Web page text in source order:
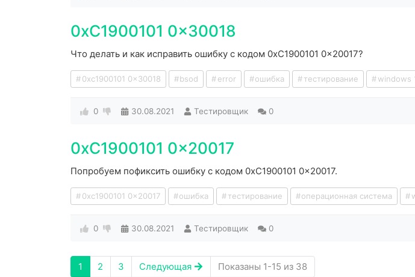
0xC1900101 0x30018
Что делать и как исправить ошибку с кодом 0xC1900101 0x20017?
0xc1900101 0x30018 bsod error ошибка тестирование windows
0 30.08.2021 Тестировщик 0
0xC1900101 0x20017
Попробуем пофиксить ошибку с кодом 0xC1900101 0x20017.
0xc1900101 0x20017 ошибка тестирование операционная система
0 30.08.2021 Тестировщик 0
1 2 3 Следующая Показаны 1-15 из 38